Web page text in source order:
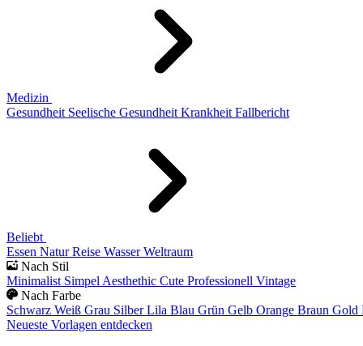
Medizin
Gesundheit Seelische Gesundheit Krankheit Fallbericht
Beliebt
Essen Natur Reise Wasser Weltraum
Nach Stil
Minimalist Simpel Aesthethic Cute Professionell Vintage
Nach Farbe
Schwarz Weiß Grau Silber Lila Blau Grün Gelb Orange Braun Gold
Neueste Vorlagen entdecken